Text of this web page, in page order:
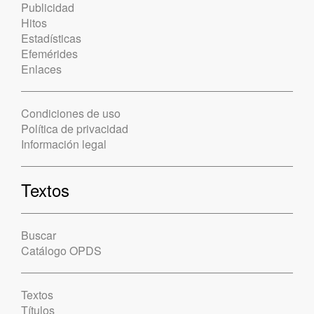
Publicidad
Hitos
Estadísticas
Efemérides
Enlaces
Condiciones de uso
Política de privacidad
Información legal
Textos
Buscar
Catálogo OPDS
Textos
Títulos